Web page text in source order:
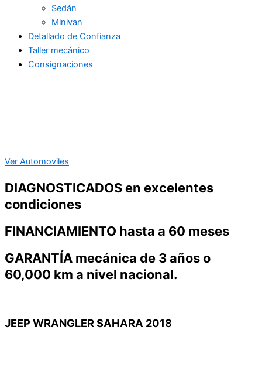
Sedán
Minivan
Detallado de Confianza
Taller mecánico
Consignaciones
Ver Automoviles
DIAGNOSTICADOS en excelentes
condiciones
FINANCIAMIENTO hasta a 60 meses
GARANTÍA mecánica de 3 años o
60,000 km a nivel nacional.
JEEP WRANGLER SAHARA 2018